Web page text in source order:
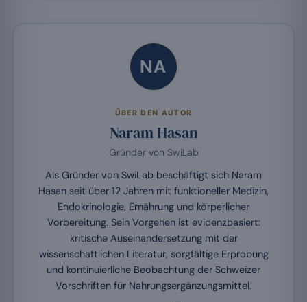
NA
ÜBER DEN AUTOR
Naram Hasan
Gründer von SwiLab
Als Gründer von SwiLab beschäftigt sich Naram
Hasan seit über 12 Jahren mit funktioneller Medizin,
Endokrinologie, Ernährung und körperlicher
Vorbereitung. Sein Vorgehen ist evidenzbasiert:
kritische Auseinandersetzung mit der
wissenschaftlichen Literatur, sorgfältige Erprobung
und kontinuierliche Beobachtung der Schweizer
Vorschriften für Nahrungsergänzungsmittel.